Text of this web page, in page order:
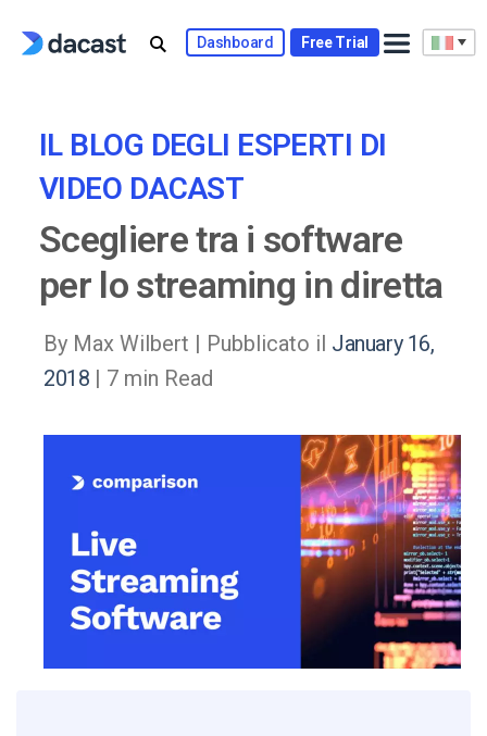
Dashboard Free Trial
IL BLOG DEGLI ESPERTI DI
VIDEO DACAST
Scegliere tra i software
per lo streaming in diretta
By Max Wilbert | Pubblicato il January 16,
2018 | 7 min Read